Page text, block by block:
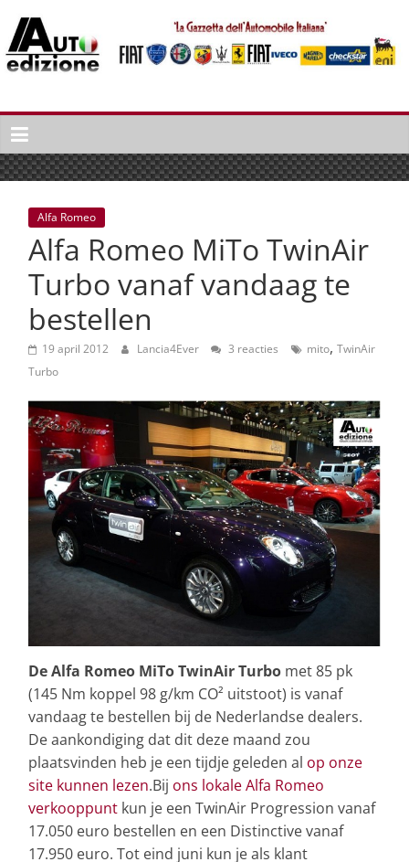
naar
inhoud
Auto
Edizione
La
Gazetta
dell'Automobile
Italiana
Italiaans
autonieuws
lifestyle
Alfa Romeo
Alfa Romeo MiTo TwinAir
Turbo vanaf vandaag te
bestellen
19 april 2012 Lancia4Ever 3 reacties mito, TwinAir
Turbo
De Alfa Romeo MiTo TwinAir Turbo met 85 pk
(145 Nm koppel 98 g/km CO² uitstoot) is vanaf
vandaag te bestellen bij de Nederlandse dealers.
De aankondiging dat dit deze maand zou
plaatsvinden heb je een tijdje geleden al op onze
site kunnen lezen.Bij ons lokale Alfa Romeo
verkooppunt kun je een TwinAir Progression vanaf
17.050 euro bestellen en een Distinctive vanaf
17.950 euro. Tot eind juni kun je als klant